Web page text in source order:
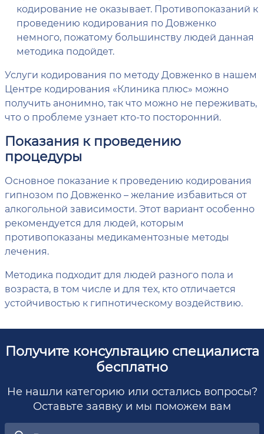
кодирование не оказывает. Противопоказаний к
проведению кодирования по Довженко
немного, пожатому большинству людей данная
методика подойдет.
Услуги кодирования по методу Довженко в нашем
Центре кодирования «Клиника плюс» можно
получить анонимно, так что можно не переживать,
что о проблеме узнает кто-то посторонний.
Показания к проведению
процедуры
Основное показание к проведению кодирования
гипнозом по Довженко – желание избавиться от
алкогольной зависимости. Этот вариант особенно
рекомендуется для людей, которым
противопоказаны медикаментозные методы
лечения.
Методика подходит для людей разного пола и
возраста, в том числе и для тех, кто отличается
устойчивостью к гипнотическому воздействию.
Получите консультацию специалиста
бесплатно
Не нашли категорию или остались вопросы?
Оставьте заявку и мы поможем вам